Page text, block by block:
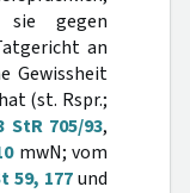
gegen
an
Gewissheit
(st. Rspr.;
StR 705/93,
mwN; vom
59, 177und